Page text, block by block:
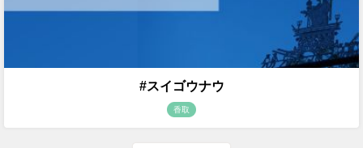
#スイゴウナウ
香取